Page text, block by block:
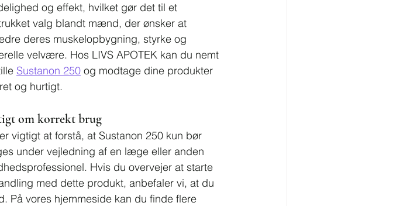
og effekt, hvilket gør det til et
valg blandt mænd, der ønsker at
deres muskelopbygning, styrke og
velvære. Hos LIVS APOTEK kan du nemt
Sustanon 250 og modtage dine produkter
og hurtigt.
om korrekt brug
vigtigt at forstå, at Sustanon 250 kun bør
under vejledning af en læge eller anden
Hvis du overvejer at starte
med dette produkt, anbefaler vi, at du
På vores hjemmeside kan du finde flere